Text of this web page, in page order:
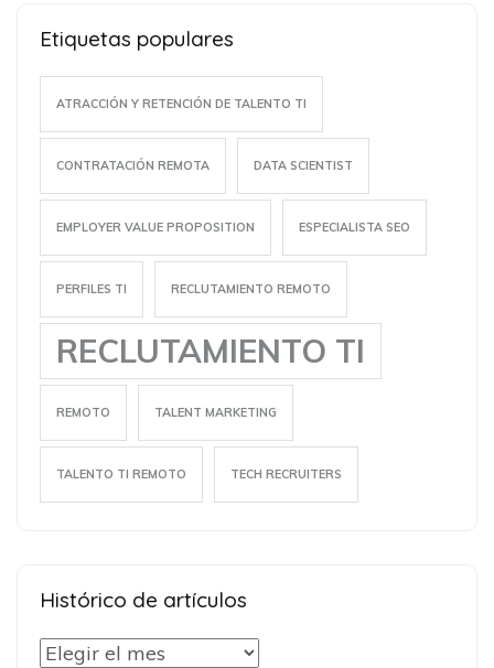
Etiquetas populares
ATRACCIÓN Y RETENCIÓN DE TALENTO TI
CONTRATACIÓN REMOTA DATA SCIENTIST
EMPLOYER VALUE PROPOSITION ESPECIALISTA SEO
PERFILES TI RECLUTAMIENTO REMOTO
RECLUTAMIENTO TI
REMOTO TALENT MARKETING
TALENTO TI REMOTO TECH RECRUITERS
Histórico de artículos
Histórico